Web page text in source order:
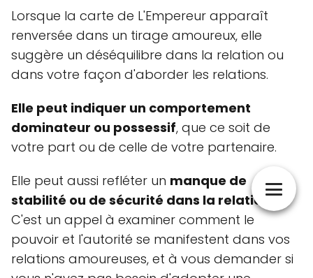
Lorsque la carte de L'Empereur apparaît
renversée dans un tirage amoureux, elle
suggère un déséquilibre dans la relation ou
dans votre façon d'aborder les relations.
Elle peut indiquer un comportement
dominateur ou possessif, que ce soit de
votre part ou de celle de votre partenaire.
Elle peut aussi refléter un manque de
stabilité ou de sécurité dans la relation.
C'est un appel à examiner comment le
pouvoir et l'autorité se manifestent dans vos
relations amoureuses, et à vous demander si